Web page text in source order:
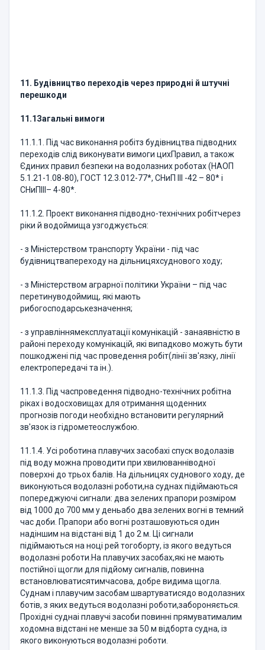
11. Будівництво переходів через природні й штучні
перешкоди
11.1Загальні вимоги
11.1.1. Під час виконання робітз будівництва підводних
переходів слід виконувати вимоги цихПравил, а також
Єдиних правил безпеки на водолазних роботах (НАОП
5.1.21-1.08-80), ГОСТ 12.3.012-77*, СНиП ІІІ -42 – 80* і
СНиПIII– 4-80*.
11.1.2. Проект виконання підводно-технічних робітчерез
ріки й водоймища узгоджується:
- з Міністерством транспорту України - під час
будівництвапереходу на дільницяхсуднового ходу;
- з Міністерством аграрної політики України – під час
перетинуводоймищ, які мають
рибогосподарськезначення;
- з управліннямексплуатації комунікацій - занаявністю в
районі переходу комунікацій, які випадково можуть бути
пошкоджені під час проведення робіт(лінії зв'язку, лінії
електропередачі та ін.).
11.1.3. Під часпроведення підводно-технічних робітна
ріках і водосховищах для отримання щоденних
прогнозів погоди необхідно встановити регулярний
зв'язок із гідрометеослужбою.
11.1.4. Усі роботина плавучих засобахі спуск водолазів
під воду можна проводити при хвилюванніводної
поверхні до трьох балів. На дільницях суднового ходу, де
виконуються водолазні роботи,на суднах підіймаються
попереджуючі сигнали: два зелених прапори розміром
від 1000 до 700 мм у деньабо два зелених вогні в темний
час доби. Прапори або вогні розташовуються один
надіншим на відстані від 1 до 2 м. Ці сигнали
підіймаються на ноці рей тогоборту, із якого ведуться
водолазні роботи.На плавучих засобах,які не мають
постійної щогли для підйому сигналів, повинна
встановлюватисятимчасова, добре видима щогла.
Суднам і плавучим засобам швартуватисядо водолазних
ботів, з яких ведуться водолазні роботи,забороняється.
Прохідні суднаі плавучі засоби повинні прямуватималим
ходомна відстані не менше за 50 м відборта судна, із
якого виконуються водолазні роботи.